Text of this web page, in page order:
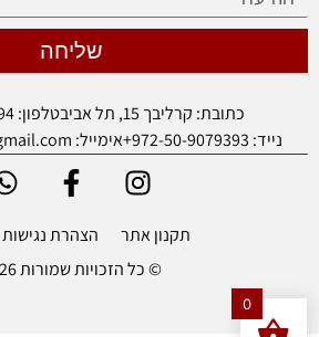
שליחה
כתובת: קרליבך 15, תל אביב
טלפון: 972-3-5175394+
נייד: 972-50-9079393+
אימייל: squaregalleryart@gmail.com
תקנון אתר הצהרת נגישות
© כל הזכויות שמורות 2026
0